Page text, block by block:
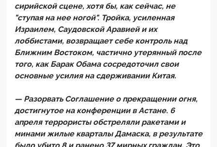
сирийской сцене, хотя бы, как сейчас, не
"ступая на нее ногой". Тройка, усиленная
Израилем, Саудовской Аравией и их
лоббистами, возвращает себе контроль над
Ближним Востоком, частично утерянный после
того, как Барак Обама сосредоточил свои
основные усилия на сдерживании Китая.
— Разорвать Соглашение о прекращении огня,
достигнутое на конференции в Астане. 6
апреля террористы обстреляли ракетами и
минами жилые кварталы Дамаска, в результате